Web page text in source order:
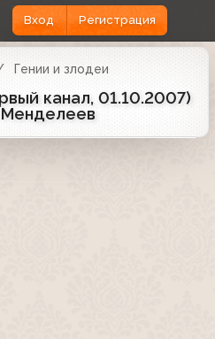
Вход Регистрация
Гении и злодеи
канал, 01.10.2007)